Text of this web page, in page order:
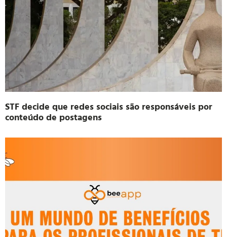
STF decide que redes sociais são responsáveis por
conteúdo de postagens